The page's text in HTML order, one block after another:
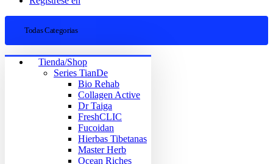
Todas Categorias
Tienda/Shop
Series TianDe
Bio Rehab
Collagen Active
Dr Taiga
FreshCLIC
Fucoidan
Hierbas Tibetanas
Master Herb
Ocean Riches